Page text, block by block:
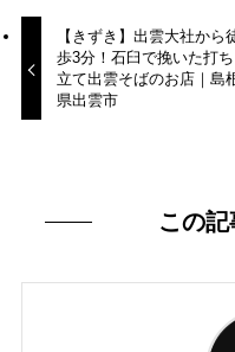
【きずき】出雲大社から
歩3分！石臼で挽いた打ち
立て出雲そばのお店｜島
県出雲市
この